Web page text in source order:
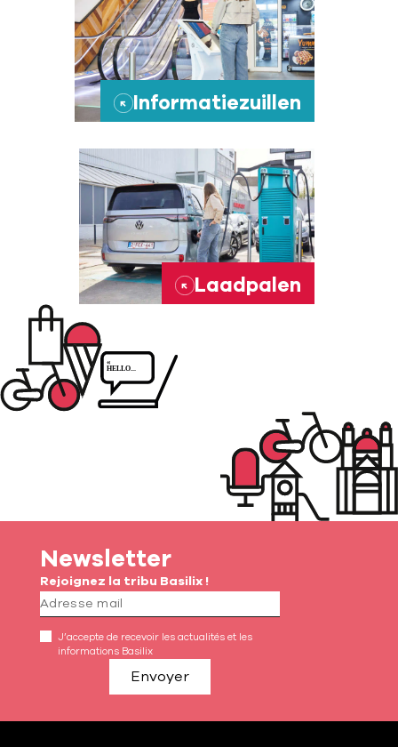
→ Informatiezuillen
→ Laadpalen
Newsletter
Rejoignez la tribu Basilix !
J’accepte de recevoir les actualités et les
informations Basilix
Envoyer